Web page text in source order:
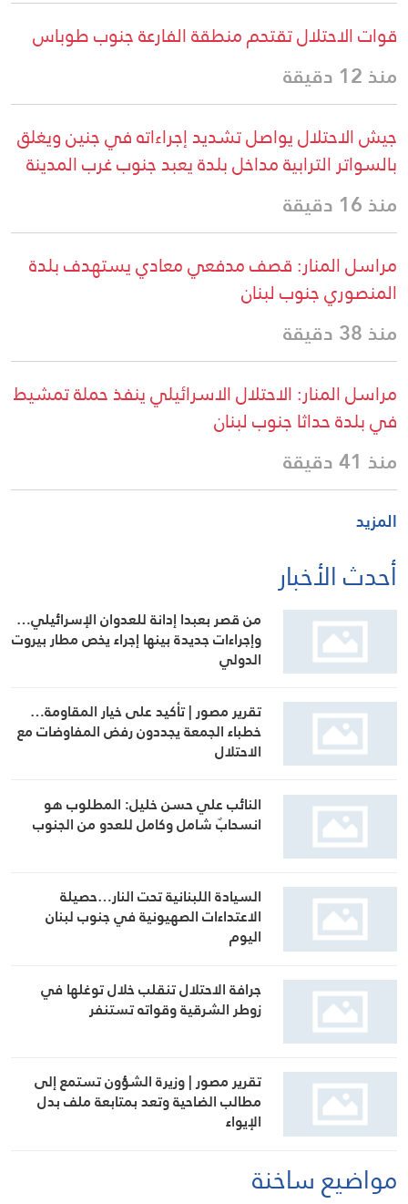
قوات الاحتلال تقتحم منطقة الفارعة جنوب طوباس
منذ 12 دقيقة
جيش الاحتلال يواصل تشديد إجراءاته في جنين ويغلق
بالسواتر الترابية مداخل بلدة يعبد جنوب غرب المدينة
منذ 16 دقيقة
مراسل المنار: قصف مدفعي معادي يستهدف بلدة
المنصوري جنوب لبنان
منذ 38 دقيقة
مراسل المنار: الاحتلال الاسرائيلي ينفذ حملة تمشيط
في بلدة حداثا جنوب لبنان
منذ 41 دقيقة
المزيد
أحدث الأخبار
من قصر بعبدا إدانة للعدوان الإسرائيلي…
وإجراءات جديدة بينها إجراء يخص مطار بيروت
الدولي
تقرير مصور | تأكيد على خيار المقاومة…
خطباء الجمعة يجددون رفض المفاوضات مع
الاحتلال
النائب علي حسن خليل: المطلوب هو
انسحابٌ شامل وكامل للعدو من الجنوب
السيادة اللبنانية تحت النار…حصيلة
الاعتداءات الصهيونية في جنوب لبنان
اليوم
جرافة الاحتلال تنقلب خلال توغلها في
زوطر الشرقية وقواته تستنفر
تقرير مصور | وزيرة الشؤون تستمع إلى
مطالب الضاحية وتعد بمتابعة ملف بدل
الإيواء
مواضيع ساخنة